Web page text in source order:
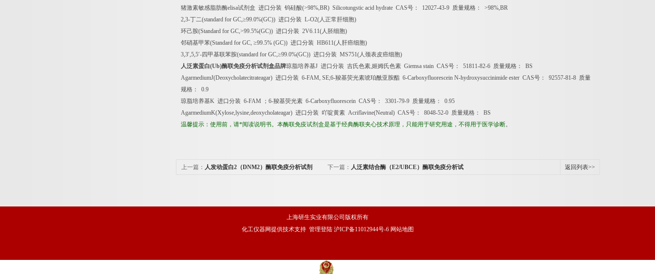
猪激素敏感脂肪酶elisa试剂盒 进口分装 钨硅酸(>98%,BR) Silicotungstic acid hydrate CAS号： 12027-43-9 质量规格：
>98%,BR
2,3-丁二(standard for GC,≥99.0%(GC)) 进口分装 L-O2(人正常肝细胞)
环己胺(Standard for GC,>99.5%(GC)) 进口分装 2V6.11(人胚细胞)
邻硝基甲苯(Standard for GC, ≥99.5% (GC)) 进口分装 HB611(人肝癌细胞)
3,3′,5,5′-四甲基联苯胺(standard for GC,≥99.0%(GC)) 进口分装 MS751(人颈表皮癌细胞)
人泛素蛋白(Ub)酶联免疫分析试剂盒品牌琼脂培养基J 进口分装 吉氏色素,姬姆氏色素 Giemsa stain CAS号： 51811-82-6 质量规格：
BS
AgarmediumJ(Deoxycholatecitrateagar) 进口分装 6-FAM, SE;6-羧基荧光素琥珀酰亚胺酯 6-Carboxyfluorescein N-hydroxysuccinimide ester CAS号： 92557-81-8 质量
规格：
0.9
琼脂培养基K 进口分装 6-FAM ； 6-羧基荧光素 6-Carboxyfluorescein CAS号： 3301-79-9 质量规格：
0.95
AgarmediumK(Xylose,lysine,deoxycholateagar) 进口分装 吖啶黄素 Acriflavine(Neutral) CAS号： 8048-52-0 质量规格：
BS
温馨提示：使用前，请*阅读说明书。本酶联免疫试剂盒是基于经典酶联夹心技术原理，只能用于研究用途，不得用于医学诊断。
上一篇： 人发动蛋白2（DNM2）酶联免疫分析试剂 下一篇： 人泛素结合酶（E2/UBCE）酶联免疫分析试 返回列表>>
上海研生实业有限公司版权所有
化工仪器网提供技术支持 管理登陆 沪ICP备11012944号-6 网站地图